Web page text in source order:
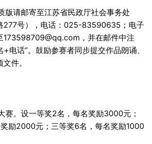
版请邮寄至江苏省民政厅社会事务处
277号），电话：025-83590635；电子
173598709@qq.com ，并在邮件中注
电话”。鼓励参赛者同步提交作品朗诵、
件。
赛。设一等奖2名，每名奖励3000元；
励2000元；三等奖6名，每名奖励1000